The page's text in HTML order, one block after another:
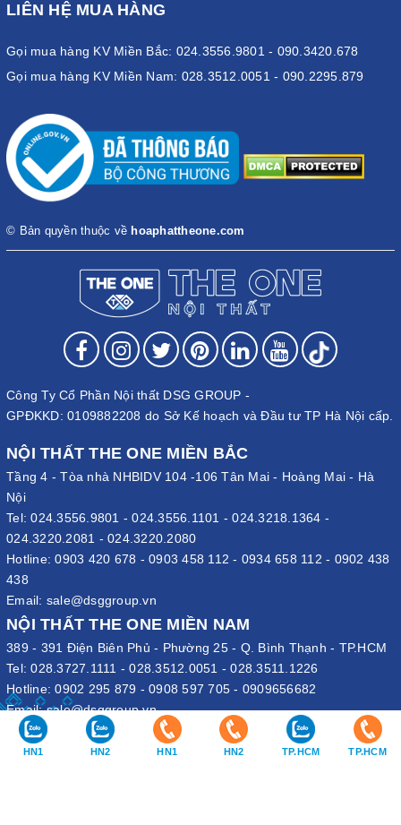
LIÊN HỆ MUA HÀNG
Gọi mua hàng KV Miền Bắc: 024.3556.9801 - 090.3420.678
Gọi mua hàng KV Miền Nam: 028.3512.0051 - 090.2295.879
© Bản quyền thuộc về hoaphattheone.com
Công Ty Cổ Phần Nội thất DSG GROUP -
GPĐKKD: 0109882208 do Sở Kế hoạch và Đầu tư TP Hà Nội cấp.
NỘI THẤT THE ONE MIỀN BẮC
Tầng 4 - Tòa nhà NHBIDV 104 -106 Tân Mai - Hoàng Mai - Hà
Nội
Tel:024.3556.9801 -024.3556.1101 -024.3218.1364 -
024.3220.2081 - 024.3220.2080
Hotline:0903 420 678 - 0903 458 112 - 0934 658 112 - 0902 438
438
Email: sale@dsggroup.vn
NỘI THẤT THE ONE MIỀN NAM
389 - 391 Điện Biên Phủ - Phường 25 - Q. Bình Thạnh - TP.HCM
Tel:028.3727.1111 -028.3512.0051 -028.3511.1226
Hotline:0902 295 879 - 0908 597 705 - 0909656682
Email:sale@dsggroup.vn
VĂN PHÒNG TẬP ĐOÀN
109 Trần Hưng Đạo - P. Cửa Nam - Q. Hoàn Kiếm - Hà Nội
HN1 HN2 HN1 HN2 TP.HCM TP.HCM